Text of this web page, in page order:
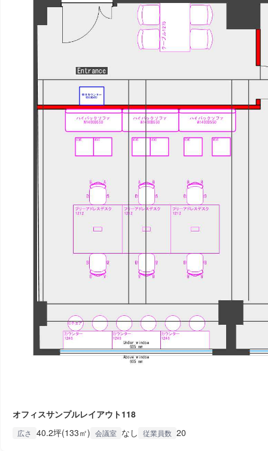
オフィスサンプルレイアウト118
広さ 40.2坪(133㎡) 会議室 なし 従業員数 20